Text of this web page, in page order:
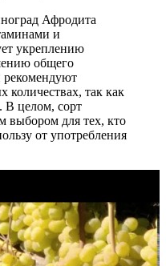
Афродита
и
укреплению
общего
рекомендуют
количествах, так как
В целом, сорт
выбором для тех, кто
от употребления